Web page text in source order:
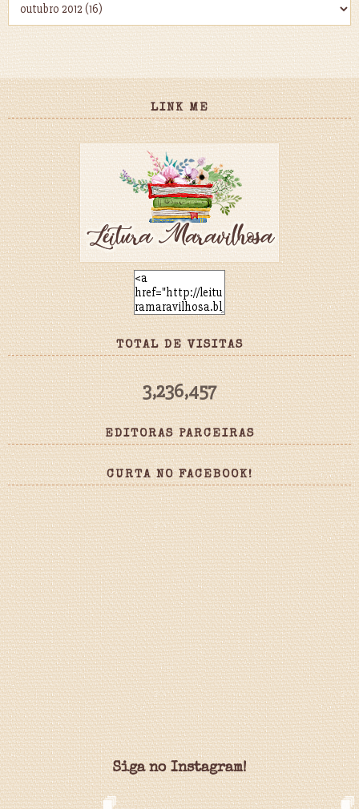
LINK ME
TOTAL DE VISITAS
3,236,457
EDITORAS PARCEIRAS
CURTA NO FACEBOOK!
Siga no Instagram!